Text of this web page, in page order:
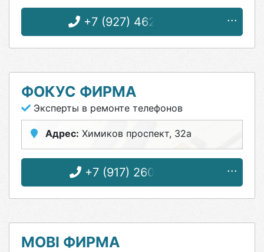
+7 (927) 462-07-00
ФОКУС ФИРМА
Эксперты в ремонте телефонов
Адрес: Химиков проспект, 32а
+7 (917) 260-08-38
MOBI ФИРМА